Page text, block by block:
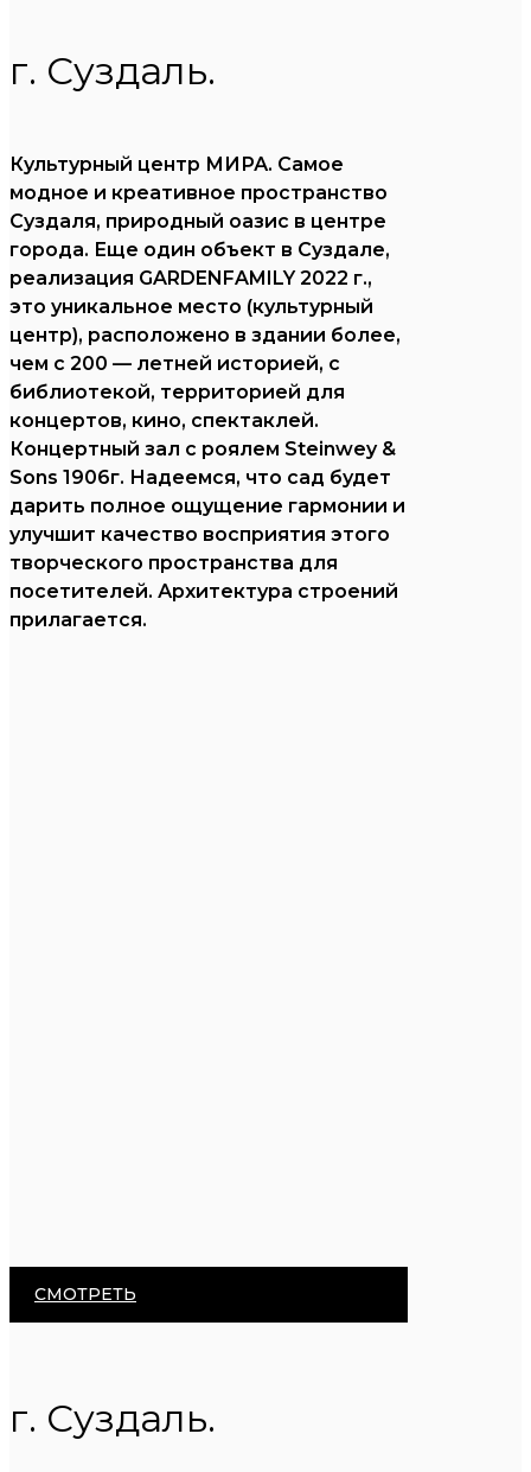
г. Суздаль.
Культурный центр МИРА. Самое
модное и креативное пространство
Суздаля, природный оазис в центре
города. Еще один объект в Суздале,
реализация GARDENFAMILY 2022 г.,
это уникальное место (культурный
центр), расположено в здании более,
чем с 200 — летней историей, с
библиотекой, территорией для
концертов, кино, спектаклей.
Концертный зал с роялем Steinwey &
Sons 1906г. Надеемся, что сад будет
дарить полное ощущение гармонии и
улучшит качество восприятия этого
творческого пространства для
посетителей. Архитектура строений
прилагается.
г. Суздаль.
СМОТРЕТЬ